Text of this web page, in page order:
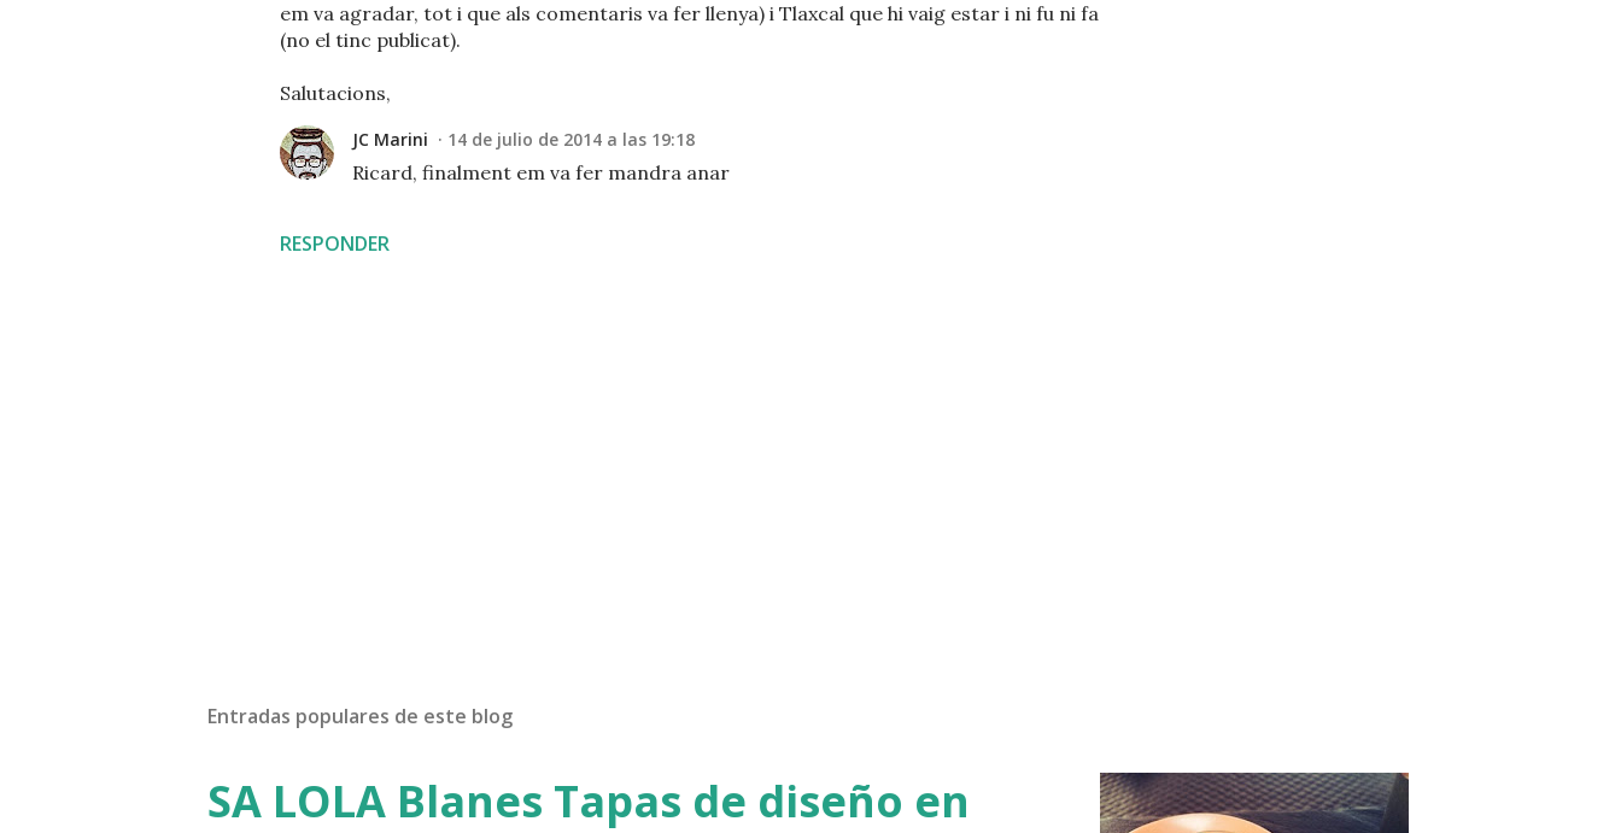
em va agradar, tot i que als comentaris va fer llenya) i Tlaxcal que hi vaig estar i ni fu ni fa
(no el tinc publicat).
Salutacions,
RESPONDER
JC Marini 14 de julio de 2014 a las 19:18
Ricard, finalment em va fer mandra anar
i
r
Entradas populares de este blog
SA LOLA Blanes Tapas de diseño en